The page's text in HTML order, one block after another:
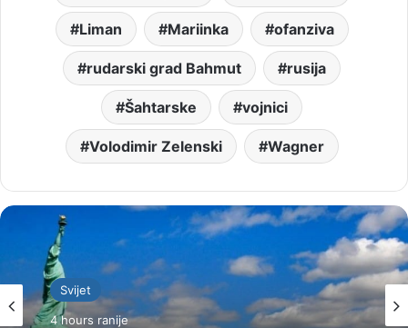
Liman Mariinka ofanziva
rudarski grad Bahmut rusija
Šahtarske vojnici
Volodimir Zelenski Wagner
Svijet
4 hours ranije